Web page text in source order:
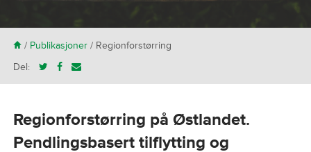
H/ Publikasjoner/ Regionforstørring
Del:
Regionforstørring på Østlandet.
Pendlingsbasert tilflytting og